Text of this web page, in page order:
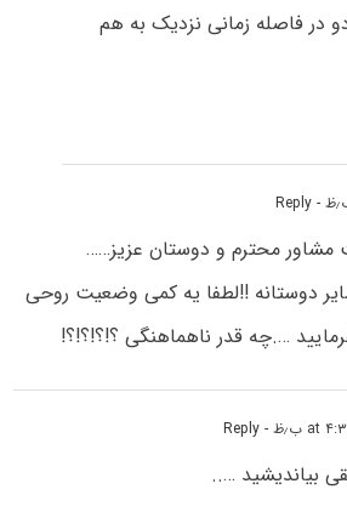
دو در فاصله زمانی نزدیک به هم
- Reply
محترم و دوستان عزیز……
دوستانه !!لطفا یه کمی وضعیت روحی
….چه قدر ناهماهنگی ؟!؟!؟!؟!
- Reply
بیاندیشید …..